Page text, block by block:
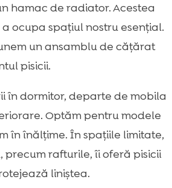
hamac de radiator. Acestea
ocupa spațiul nostru esențial.
un ansamblu de cățărat
pisicii.
în dormitor, departe de mobila
Optăm pentru modele
în înălțime. În spațiile limitate,
precum rafturile, îi oferă pisicii
liniștea.